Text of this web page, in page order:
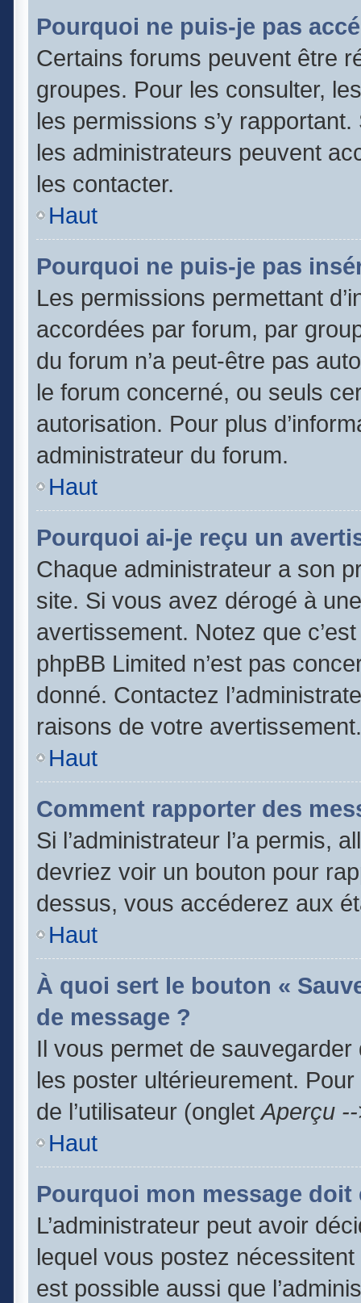
Pourquoi ne puis-je pas
Certains forums peuvent être
groupes. Pour les consulter,
les permissions s’y
les administrateurs peuvent
les contacter.
Haut
Pourquoi ne puis-je pas
Les permissions permettant
accordées par forum, par
du forum n’a peut-être pas
le forum concerné, ou seuls
autorisation. Pour plus
administrateur du forum.
Haut
Pourquoi ai-je reçu un
Chaque administrateur a son
site. Si vous avez dérogé à
avertissement. Notez que
phpBB Limited n’est pas
donné. Contactez
raisons de votre avertissement.
Haut
Comment rapporter des
Si l’administrateur l’a permis,
devriez voir un bouton pour
dessus, vous accéderez aux
Haut
À quoi sert le bouton «
de message ?
Il vous permet de
les poster ultérieurement.
de l’utilisateur (ongletAperçu
Haut
Pourquoi mon message doit
L’administrateur peut avoir
lequel vous postez nécessitent
est possible aussi que